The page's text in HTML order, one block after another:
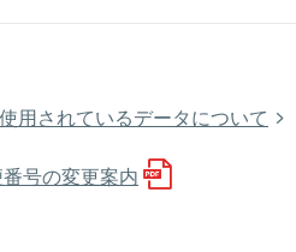
用されているデータについて
号の変更案内